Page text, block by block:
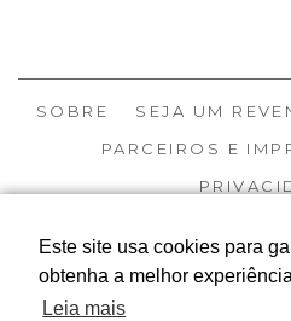
Este site usa cookies para
obtenha a melhor
Leia mais
SOBRE SEJA UM
PARCEIROS E
ACOMPANHE NOSSAS